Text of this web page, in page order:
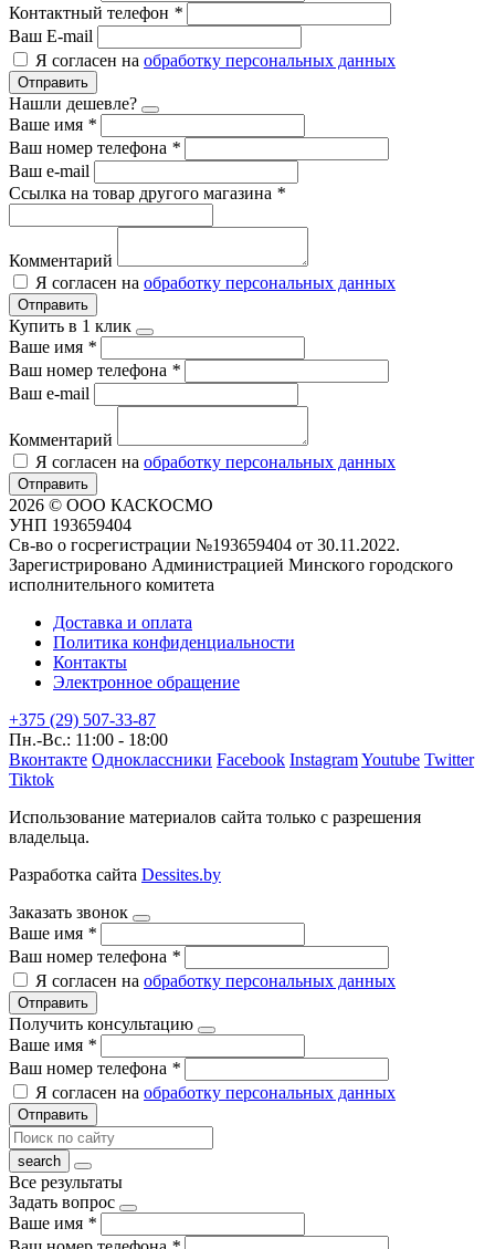
Контактный телефон *
Ваш E-mail
Я согласен на обработку персональных данных
Отправить
Нашли дешевле?
Ваше имя *
Ваш номер телефона *
Ваш e-mail
Ссылка на товар другого магазина *
Комментарий
Я согласен на обработку персональных данных
Отправить
Купить в 1 клик
Ваше имя *
Ваш номер телефона *
Ваш e-mail
Комментарий
Я согласен на обработку персональных данных
Отправить
2026 © ООО КАСКОСМО
УНП 193659404
Св-во о госрегистрации №193659404 от 30.11.2022.
Зарегистрировано Администрацией Минского городского
исполнительного комитета
Доставка и оплата
Политика конфиденциальности
Контакты
Электронное обращение
+375 (29) 507-33-87
Пн.-Вс.: 11:00 - 18:00
Вконтакте Одноклассники Facebook InstagramYoutube Twitter
Tiktok
Использование материалов сайта только с разрешения
владельца.
Разработка сайта Dessites.by
Заказать звонок
Ваше имя *
Ваш номер телефона *
Я согласен на обработку персональных данных
Отправить
Получить консультацию
Ваше имя *
Ваш номер телефона *
Я согласен на обработку персональных данных
Отправить
Все результаты
Задать вопрос
Ваше имя *